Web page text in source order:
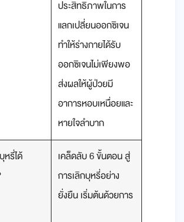
ประสิทธิภาพในการ
แลกเปลี่ยนออกซิเจน
ทำให้ร่างกายได้รับ
ออกซิเจนไม่เพียงพอ
ส่งผลให้ผู้ป่วยมี
อาการหอบเหนื่อยและ
หายใจลำบาก
หรี่ได้
เคล็ดลับ 6 ขั้นตอน สู่
การเลิกบุหรี่อย่าง
ยั่งยืน เริ่มต้นด้วยการ